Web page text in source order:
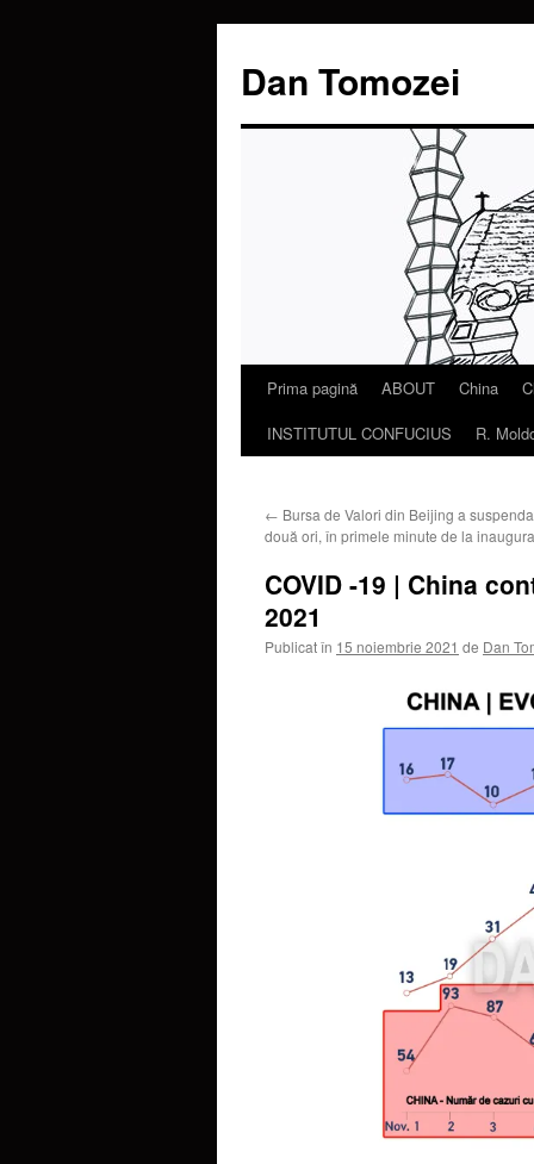
Dan Tomozei
SariPrima pagină ABOUT China
INSTITUTUL CONFUCIUS
R.
← Bursa de Valori din Beijing a
două ori, în primele minute de la
COVID -19 | China
2021
Publicat în 15 noiembrie 2021 de Dan